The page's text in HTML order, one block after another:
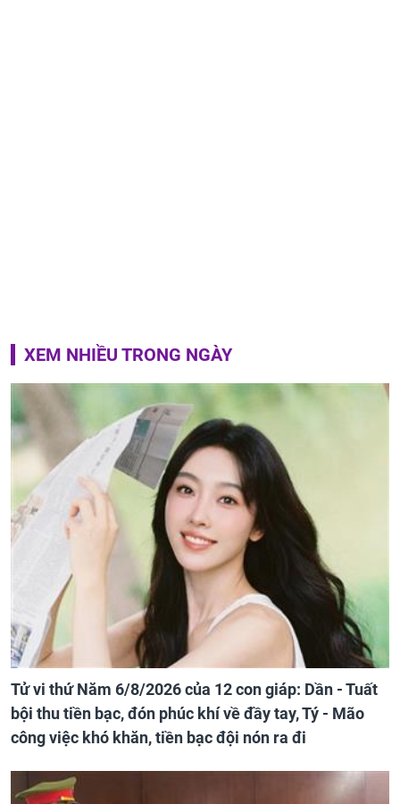
XEM NHIỀU TRONG NGÀY
Tử vi thứ Năm 6/8/2026 của 12 con giáp: Dần - Tuất
bội thu tiền bạc, đón phúc khí về đầy tay, Tý - Mão
công việc khó khăn, tiền bạc đội nón ra đi